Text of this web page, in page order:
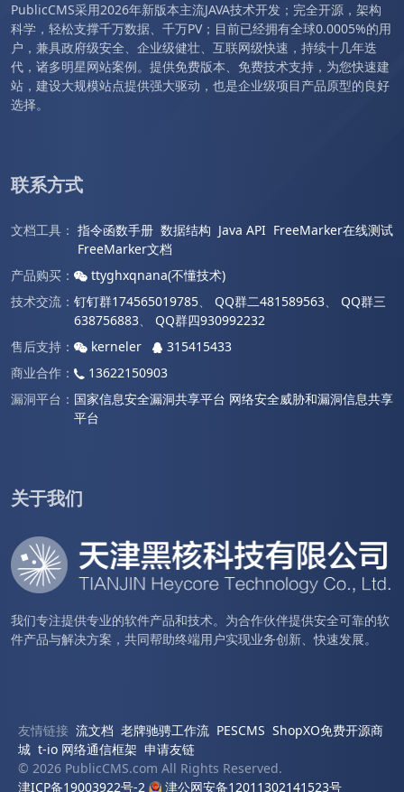
PublicCMS采用2026年新版本主流JAVA技术开发；完全开源，架构
科学，轻松支撑千万数据、千万PV；目前已经拥有全球0.0005%的用
户，兼具政府级安全、企业级健壮、互联网级快速，持续十几年迭
代，诸多明星网站案例。提供免费版本、免费技术支持，为您快速建
站，建设大规模站点提供强大驱动，也是企业级项目产品原型的良好
选择。
联系方式
文档工具： 指令函数手册 数据结构 Java API FreeMarker在线测试
FreeMarker文档
产品购买：
ttyghxqnana(不懂技术)
技术交流： 钉钉群174565019785、 QQ群二481589563、 QQ群三
638756883、 QQ群四930992232
售后支持：
kerneler
315415433
商业合作：
13622150903
漏洞平台： 国家信息安全漏洞共享平台 网络安全威胁和漏洞信息共享
平台
关于我们
我们专注提供专业的软件产品和技术。为合作伙伴提供安全可靠的软
件产品与解决方案，共同帮助终端用户实现业务创新、快速发展。
友情链接 流文档 老牌驰骋工作流 PESCMS ShopXO免费开源商
城 t-io 网络通信框架 申请友链
© 2026 PublicCMS.com All Rights Reserved.
津ICP备19003922号-2
津公网安备12011302141523号